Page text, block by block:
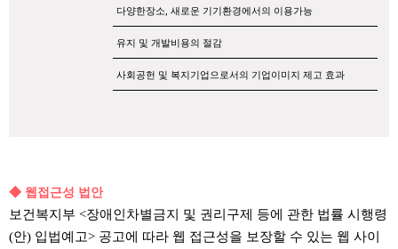
다양한장소, 새로운 기기환경에서의 이용가능
유지 및 개발비용의 절감
사회공헌 및 복지기업으로서의 기업이미지 제고 효과
◆ 웹접근성 법안
보건복지부 <장애인차별금지 및 권리구제 등에 관한 법률 시행령
(안) 입법예고> 공고에 따라 웹 접근성을 보장할 수 있는 웹 사이